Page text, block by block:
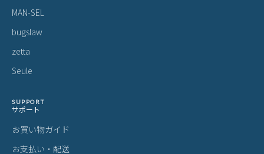
MAN-SEL
bugslaw
zetta
Seule
SUPPORT
サポート
お買い物ガイド
お支払い・配送